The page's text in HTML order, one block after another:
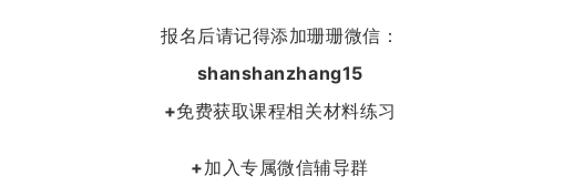
报名后请记得添加珊珊微信：
shanshanzhang15
+免费获取课程相关材料练习
+加入专属微信辅导群